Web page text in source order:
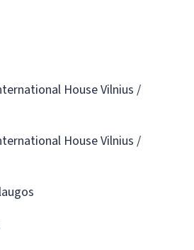
House Vilnius /
House Vilnius /